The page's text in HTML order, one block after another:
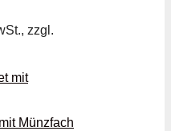
zzgl.
Münzfach